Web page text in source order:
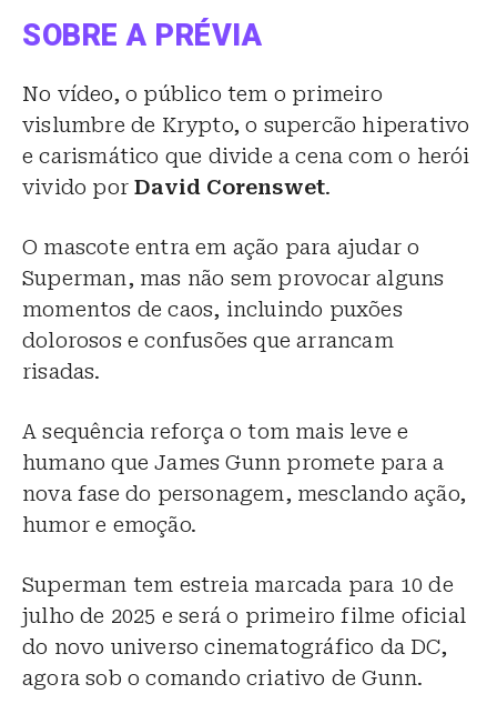
SOBRE A PRÉVIA
No vídeo, o público tem o primeiro
vislumbre de Krypto, o supercão hiperativo
e carismático que divide a cena com o herói
vivido porDavid Corenswet.
O mascote entra em ação para ajudar o
Superman, mas não sem provocar alguns
momentos de caos, incluindo puxões
dolorosos e confusões que arrancam
risadas.
A sequência reforça o tom mais leve e
humano que James Gunn promete para a
nova fase do personagem, mesclando ação,
humor e emoção.
Superman tem estreia marcada para 10 de
julho de 2025 e será o primeiro filme oficial
do novo universo cinematográfico da DC,
agora sob o comando criativo de Gunn.